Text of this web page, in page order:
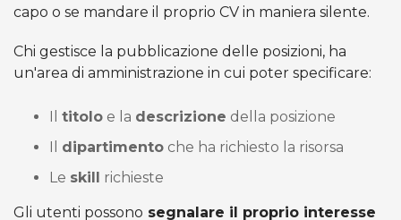
capo o se mandare il proprio CV in maniera silente.
Chi gestisce la pubblicazione delle posizioni, ha
un'area di amministrazione in cui poter specificare:
Il titolo e la descrizione della posizione
Il dipartimento che ha richiesto la risorsa
Le skill richieste
Gli utenti possono segnalare il proprio interesse